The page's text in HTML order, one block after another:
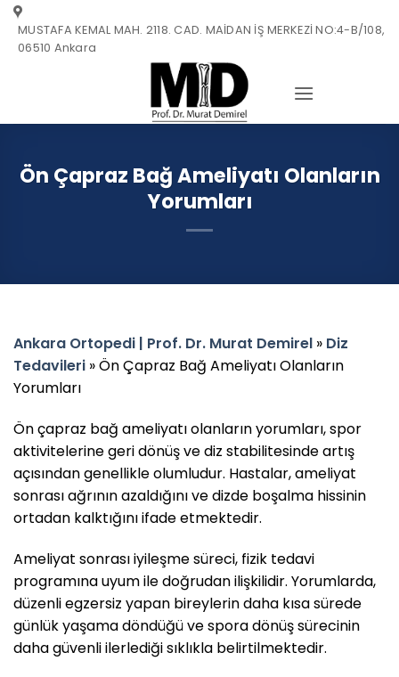
Skip
content
MUSTAFA KEMAL MAH. 2118. CAD. MAİDAN İŞ MERKEZİ NO:4-B/108,
06510 Ankara
Ön Çapraz Bağ Ameliyatı Olanların
Yorumları
Ankara Ortopedi | Prof. Dr. Murat Demirel » Diz
Tedavileri »Ön Çapraz Bağ Ameliyatı Olanların
Yorumları
Ön çapraz bağ ameliyatı olanların yorumları, spor
aktivitelerine geri dönüş ve diz stabilitesinde artış
açısından genellikle olumludur. Hastalar, ameliyat
sonrası ağrının azaldığını ve dizde boşalma hissinin
ortadan kalktığını ifade etmektedir.
Ameliyat sonrası iyileşme süreci, fizik tedavi
programına uyum ile doğrudan ilişkilidir. Yorumlarda,
düzenli egzersiz yapan bireylerin daha kısa sürede
günlük yaşama döndüğü ve spora dönüş sürecinin
daha güvenli ilerlediği sıklıkla belirtilmektedir.